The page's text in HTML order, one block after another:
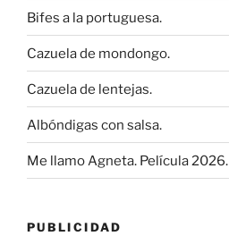
Bifes a la portuguesa.
Cazuela de mondongo.
Cazuela de lentejas.
Albóndigas con salsa.
Me llamo Agneta. Película 2026.
PUBLICIDAD